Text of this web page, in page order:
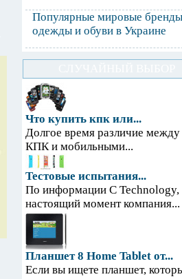
Популярные мировые бренды
одежды и обуви в Украине
Что купить кпк или...
Долгое время различие между
КПК и мобильными...
Тестовые испытания...
По информации С Technology,
настоящий момент компания...
Планшет 8 Home Tablet от...
Если вы ищете планшет,